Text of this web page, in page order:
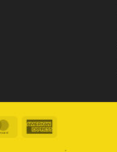
MasterCard